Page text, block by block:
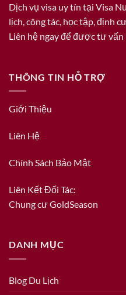
Dịch vụ visa uy tín tại Visa
lịch, công tác, học tập, định
Liên hệ ngay để được tư
THÔNG TIN HỖ TRỢ
Giới Thiệu
Liên Hệ
Chính Sách Bảo Mật
Liên Kết Đối Tác:
Chung cư GoldSeason
DANH MỤC
Blog Du Lịch